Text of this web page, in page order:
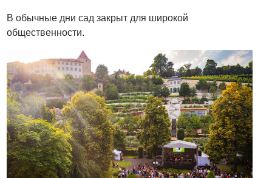
В обычные дни сад закрыт для широкой
общественности.